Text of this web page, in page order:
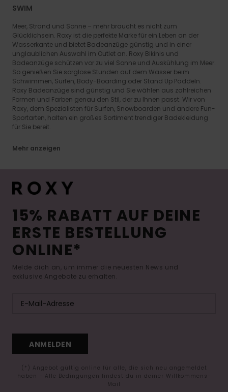
SWIM
Meer, Strand und Sonne – mehr braucht es nicht zum
Glücklichsein. Roxy ist die perfekte Marke für ein Leben an der
Wasserkante und bietet Badeanzüge günstig und in einer
unglaublichen Auswahl im Outlet an. Roxy Bikinis und
Badeanzüge schützen vor zu viel Sonne und Auskühlung im Meer.
So genießen Sie sorglose Stunden auf dem Wasser beim
Schwimmen, Surfen, Body-Boarding oder Stand Up Paddeln.
Roxy Badeanzüge sind günstig und Sie wählen aus zahlreichen
Formen und Farben genau den Stil, der zu Ihnen passt. Wir von
Roxy, dem Spezialisten für Surfen, Snowboarden und andere Fun-
Sportarten, halten ein großes Sortiment trendiger Badekleidung
für Sie bereit.
Mehr anzeigen
15% RABATT AUF DEINE
ERSTE BESTELLUNG
ONLINE*
Melde dich an, um immer die neuesten News und
exklusive Angebote zu erhalten.
ANMELDEN
(*) Angebot gültig online für alle, die sich neu angemeldet
haben - Alle Bedingungen findest du in deiner Willkommens-
Mail